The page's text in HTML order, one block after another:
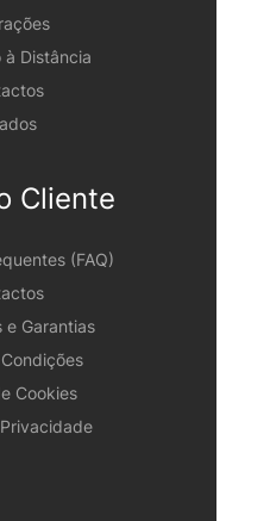
à Distância
Cliente
(FAQ)
e Garantias
Cookies